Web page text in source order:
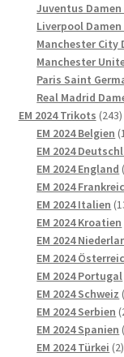
Juventus
Liverpool
Manchester City
Manchester
Paris Saint
Real Madrid
EM 2024 Trikots 243
EM 2024 Belgien
EM 2024
EM 2024 England
EM 2024
EM 2024 Italien
EM 2024 Kroatien
EM 2024
EM 2024
EM 2024 Portugal
EM 2024 Schweiz
EM 2024 Serbien
EM 2024 Spanien
EM 2024 Türkei 22